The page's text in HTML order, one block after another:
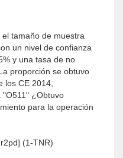
tamaño de muestra
un nivel de confianza
y una tasa de no
proporción se obtuvo
los CE 2014,
¿Obtuvo
para la operación
(1-TNR)